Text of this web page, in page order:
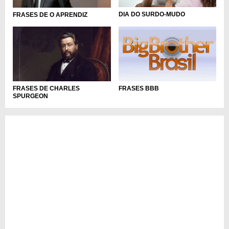
FRASES DE O APRENDIZ DIA DO SURDO-MUDO
FRASES DE CHARLES
SPURGEON
FRASES BBB